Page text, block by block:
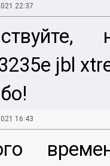
22:37
jbl
16:43